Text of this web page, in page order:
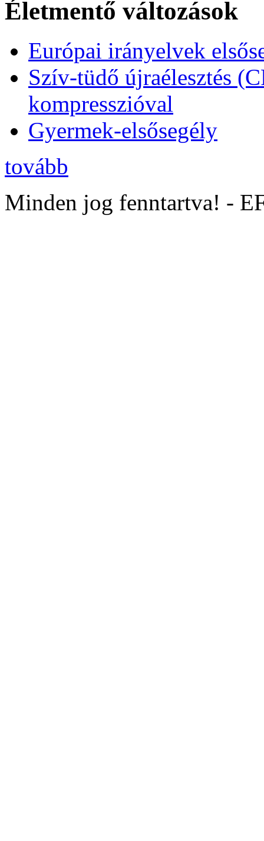
Életmentő változások
Európai irányelvek
Szív-tüdő újraélesztés
kompresszióval
Gyermek-elsősegély
tovább
Minden jog fenntartva! -